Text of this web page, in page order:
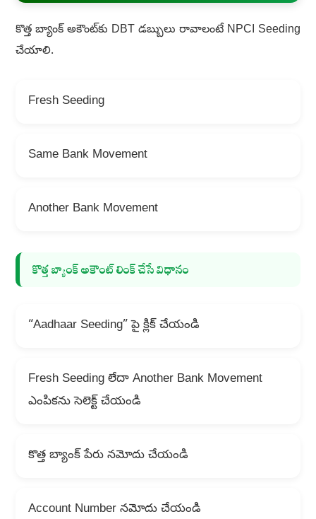
కొత్త బ్యాంక్ అకౌంట్‌కు DBT డబ్బులు రావాలంటే NPCI Seeding
చేయాలి.
Fresh Seeding
Same Bank Movement
Another Bank Movement
కొత్త బ్యాంక్ అకౌంట్ లింక్ చేసే విధానం
“Aadhaar Seeding” పై క్లిక్ చేయండి
Fresh Seeding లేదా Another Bank Movement
ఎంపికను సెలెక్ట్ చేయండి
కొత్త బ్యాంక్ పేరు నమోదు చేయండి
Account Number నమోదు చేయండి